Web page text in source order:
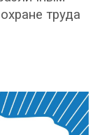
труда